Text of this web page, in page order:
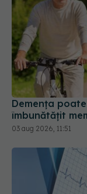
Demența
îmbunătățit
03 aug 2026, 11:51